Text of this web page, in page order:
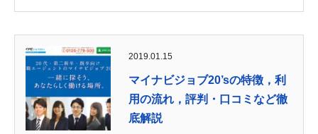
2019.01.15
マイナビジョブ20’sの特徴，利
用の流れ，評判・口コミなど徹
底解説